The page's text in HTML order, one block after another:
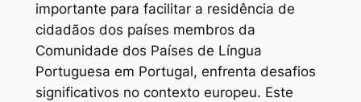
importante para facilitar a residência de
cidadãos dos países membros da
Comunidade dos Países de Língua
Portuguesa em Portugal, enfrenta desafios
significativos no contexto europeu. Este